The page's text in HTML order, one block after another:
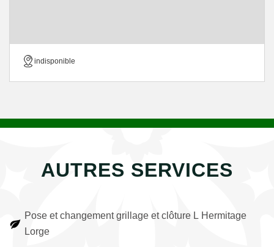
indisponible
AUTRES SERVICES
Pose et changement grillage et clôture L Hermitage
Lorge